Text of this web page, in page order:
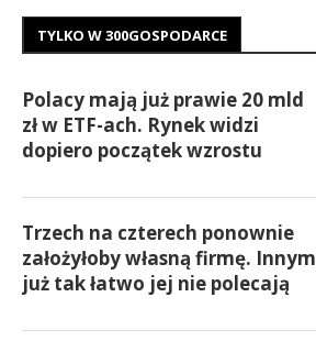
TYLKO W 300GOSPODARCE
Polacy mają już prawie 20 mld
zł w ETF-ach. Rynek widzi
dopiero początek wzrostu
Trzech na czterech ponownie
założyłoby własną firmę. Innym
już tak łatwo jej nie polecają